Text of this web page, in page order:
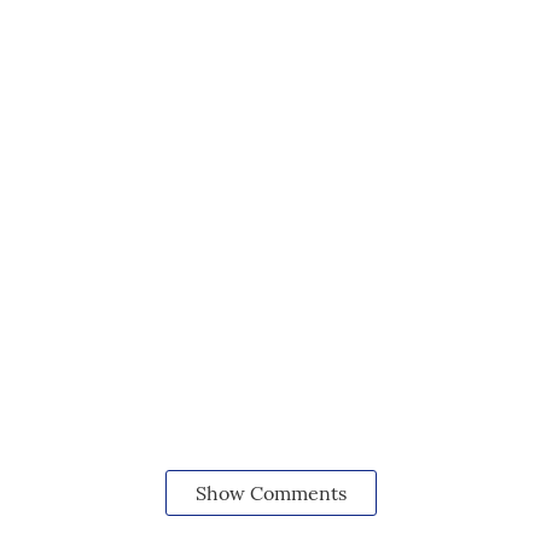
Show Comments